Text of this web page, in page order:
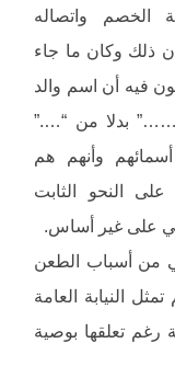
واتصاله
ذلك وكان ما جاء
فيه أن اسم والد
بدلا من “….”
وأنهم هم
النحو الثابت
على غير أساس.
من أسباب الطعن
النيابة العامة
رغم تعلقها بوصية